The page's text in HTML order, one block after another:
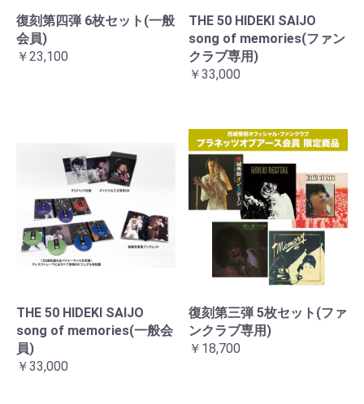
復刻第四弾 6枚セット(一般
会員)
￥23,100
THE 50 HIDEKI SAIJO
song of memories(ファン
クラブ専用)
￥33,000
THE 50 HIDEKI SAIJO
song of memories(一般会
員)
￥33,000
復刻第三弾 5枚セット(ファ
ンクラブ専用)
￥18,700